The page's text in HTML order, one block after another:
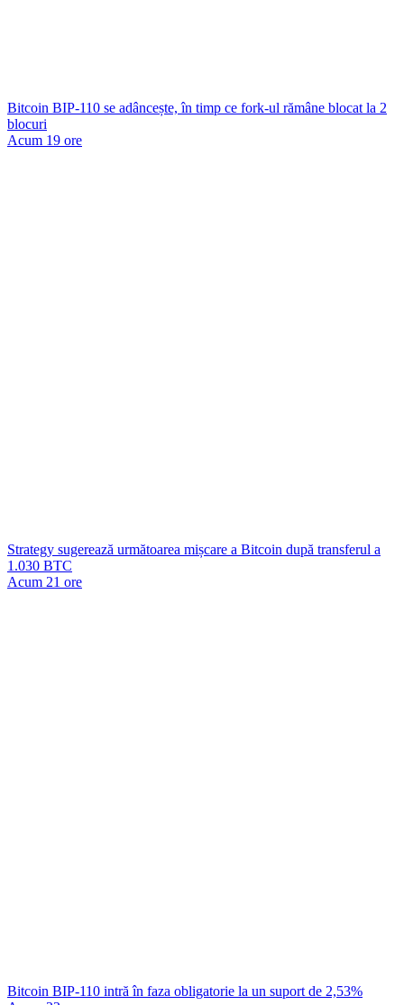
Bitcoin BIP-110 se adâncește, în timp ce fork-ul rămâne blocat la 2
blocuri
Acum 19 ore
Strategy sugerează următoarea mișcare a Bitcoin după transferul a
1.030 BTC
Acum 21 ore
Bitcoin BIP-110 intră în faza obligatorie la un suport de 2,53%